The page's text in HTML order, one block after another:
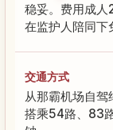
稳妥。费用成
在监护人陪同下
交通方式
从那霸机场自
搭乘54路、83